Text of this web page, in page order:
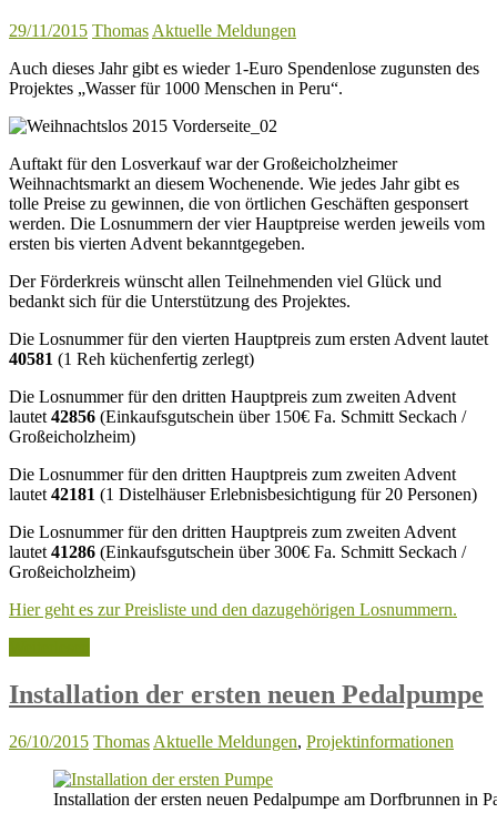
29/11/2015 ThomasAktuelle Meldungen
Auch dieses Jahr gibt es wieder 1-Euro Spendenlose zugunsten des
Projektes „Wasser für 1000 Menschen in Peru“.
Auftakt für den Losverkauf war der Großeicholzheimer
Weihnachtsmarkt an diesem Wochenende. Wie jedes Jahr gibt es
tolle Preise zu gewinnen, die von örtlichen Geschäften gesponsert
werden. Die Losnummern der vier Hauptpreise werden jeweils vom
ersten bis vierten Advent bekanntgegeben.
Der Förderkreis wünscht allen Teilnehmenden viel Glück und
bedankt sich für die Unterstützung des Projektes.
Die Losnummer für den vierten Hauptpreis zum ersten Advent lautet
40581 (1 Reh küchenfertig zerlegt)
Die Losnummer für den dritten Hauptpreis zum zweiten Advent
lautet42856 (Einkaufsgutschein über 150€ Fa. Schmitt Seckach /
Großeicholzheim)
Die Losnummer für den dritten Hauptpreis zum zweiten Advent
lautet42181 (1 Distelhäuser Erlebnisbesichtigung für 20 Personen)
Die Losnummer für den dritten Hauptpreis zum zweiten Advent
lautet41286 (Einkaufsgutschein über 300€ Fa. Schmitt Seckach /
Großeicholzheim)
Hier geht es zur Preisliste und den dazugehörigen Losnummern.
Installation der ersten neuen Pedalpumpe
26/10/2015 Thomas Aktuelle Meldungen, Projektinformationen
Installation der ersten neuen Pedalpumpe am Dorfbrunnen in